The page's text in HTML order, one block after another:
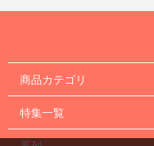
商品カテゴリ
特集一覧